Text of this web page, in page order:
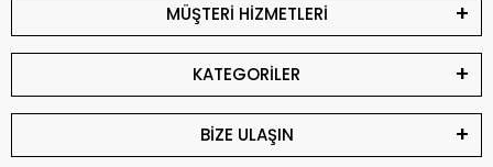
MÜŞTERİ HİZMETLERİ
KATEGORİLER
BİZE ULAŞIN